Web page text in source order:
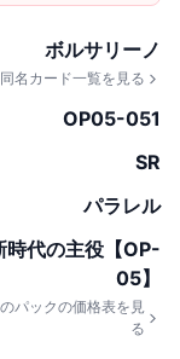
ボルサリーノ
同名カード一覧を見る
OP05-051
SR
パラレル
時代の主役【OP-
05】
パックの価格表を見
る